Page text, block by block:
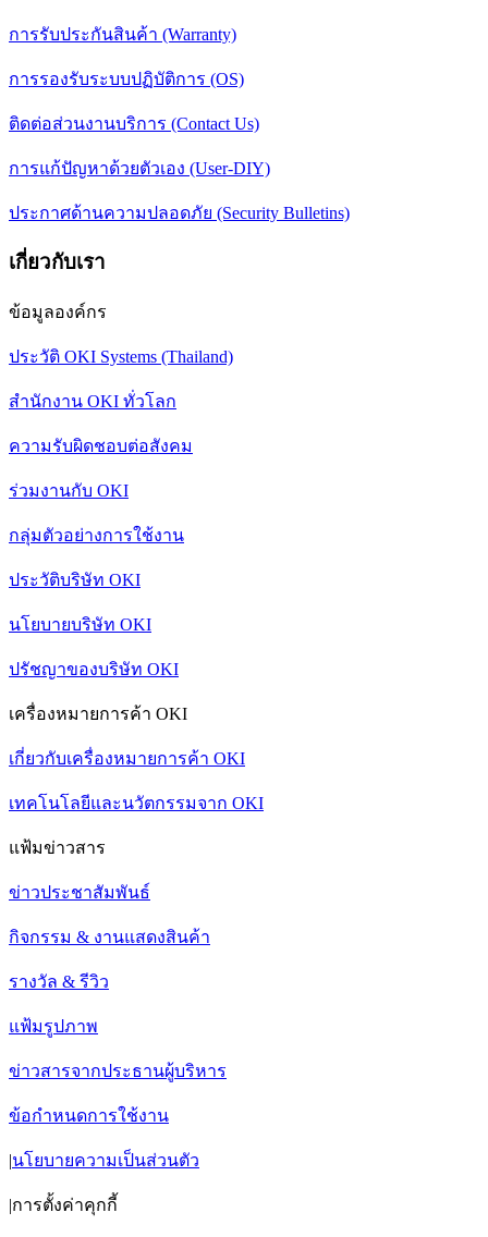
การรับประกันสินค้า (Warranty)
การรองรับระบบปฏิบัติการ (OS)
ติดต่อส่วนงานบริการ (Contact Us)
การแก้ปัญหาด้วยตัวเอง (User-DIY)
ประกาศด้านความปลอดภัย (Security Bulletins)
เกี่ยวกับเรา
ข้อมูลองค์กร
ประวัติ OKI Systems (Thailand)
สำนักงาน OKI ทั่วโลก
ความรับผิดชอบต่อสังคม
ร่วมงานกับ OKI
กลุ่มตัวอย่างการใช้งาน
ประวัติบริษัท OKI
นโยบายบริษัท OKI
ปรัชญาของบริษัท OKI
เครื่องหมายการค้า OKI
เกี่ยวกับเครื่องหมายการค้า OKI
เทคโนโลยีและนวัตกรรมจาก OKI
แฟ้มข่าวสาร
ข่าวประชาสัมพันธ์
กิจกรรม & งานแสดงสินค้า
รางวัล & รีวิว
แฟ้มรูปภาพ
ข่าวสารจากประธานผู้บริหาร
ข้อกำหนดการใช้งาน
|นโยบายความเป็นส่วนตัว
|การตั้งค่าคุกกี้